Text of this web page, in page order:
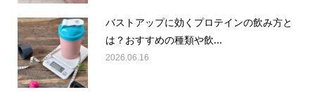
バストアップに効くプロテインの飲み方と
は？おすすめの種類や飲...
2026.06.16